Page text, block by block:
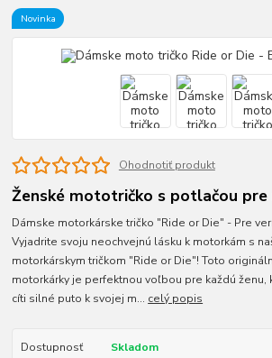
Novinka
Ohodnotiť produkt
Ženské mototričko s potlačou
Dámske motorkárske tričko "Ride or Die" - Pre
Vyjadrite svoju neochvejnú lásku k motorkám s
motorkárskym tričkom "Ride or Die"! Toto
motorkárky je perfektnou voľbou pre každú ženu,
cíti silné puto k svojej m... celý popis
Dostupnosť
Skladom